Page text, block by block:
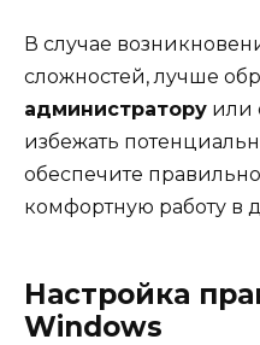
В случае
сложностей, лучше
администратору или
избежать
обеспечите
комфортную работу в
Настройка
Windows